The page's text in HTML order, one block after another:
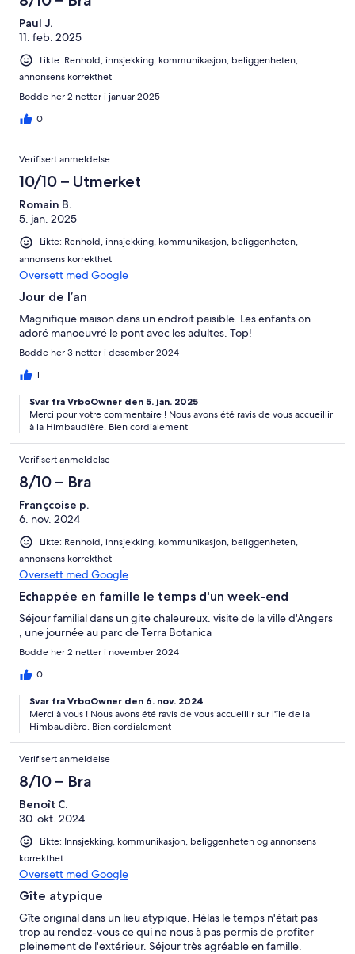
Paul J.
11. feb. 2025
Likte: Renhold, innsjekking, kommunikasjon, beliggenheten,
annonsens korrekthet
Bodde her 2 netter i januar 2025
0
Verifisert anmeldelse
10/10 – Utmerket
Romain B.
5. jan. 2025
Likte: Renhold, innsjekking, kommunikasjon, beliggenheten,
annonsens korrekthet
Oversett med Google
Jour de l’an
Magnifique maison dans un endroit paisible. Les enfants on
adoré manoeuvré le pont avec les adultes. Top!
Bodde her 3 netter i desember 2024
1
Svar fra VrboOwner den 5. jan. 2025
Merci pour votre commentaire ! Nous avons été ravis de vous accueillir
à la Himbaudière. Bien cordialement
Verifisert anmeldelse
8/10 – Bra
Françcoise p.
6. nov. 2024
Likte: Renhold, innsjekking, kommunikasjon, beliggenheten,
annonsens korrekthet
Oversett med Google
Echappée en famille le temps d'un week-end
Séjour familial dans un gite chaleureux. visite de la ville d'Angers
, une journée au parc de Terra Botanica
Bodde her 2 netter i november 2024
0
Svar fra VrboOwner den 6. nov. 2024
Merci à vous ! Nous avons été ravis de vous accueillir sur l'île de la
Himbaudière. Bien cordialement
Verifisert anmeldelse
8/10 – Bra
Benoît C.
30. okt. 2024
Likte: Innsjekking, kommunikasjon, beliggenheten og annonsens
korrekthet
Oversett med Google
Gîte atypique
Gîte original dans un lieu atypique. Hélas le temps n'était pas
trop au rendez-vous ce qui ne nous à pas permis de profiter
pleinement de l'extérieur. Séjour très agréable en famille.